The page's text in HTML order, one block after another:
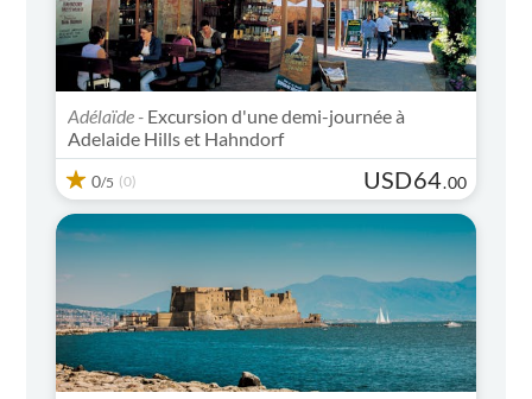
Adélaïde - Excursion d'une demi-journée à
Adelaide Hills et Hahndorf
0/5 (0) USD64.00